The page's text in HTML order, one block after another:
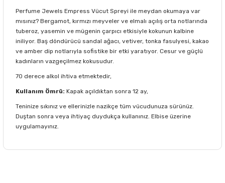
Perfume Jewels Empress Vücut Spreyi ile meydan okumaya var
mısınız? Bergamot, kırmızı meyveler ve elmalı açılış orta notlarında
tuberoz, yasemin ve mügenin çarpıcı etkisiyle kokunun kalbine
iniliyor. Baş döndürücü sandal ağacı, vetiver, tonka fasulyesi, kakao
ve amber dip notlarıyla sofistike bir etki yaratıyor. Cesur ve güçlü
kadınların vazgeçilmez kokusudur.
70 derece alkol ihtiva etmektedir,
Kullanım Ömrü: Kapak açıldıktan sonra 12 ay,
Teninize sıkınız ve ellerinizle nazikçe tüm vücudunuza sürünüz.
Duştan sonra veya ihtiyaç duydukça kullanınız. Elbise üzerine
uygulamayınız.